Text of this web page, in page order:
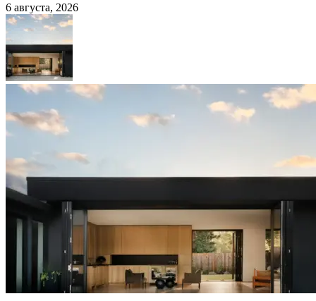
6 августа, 2026